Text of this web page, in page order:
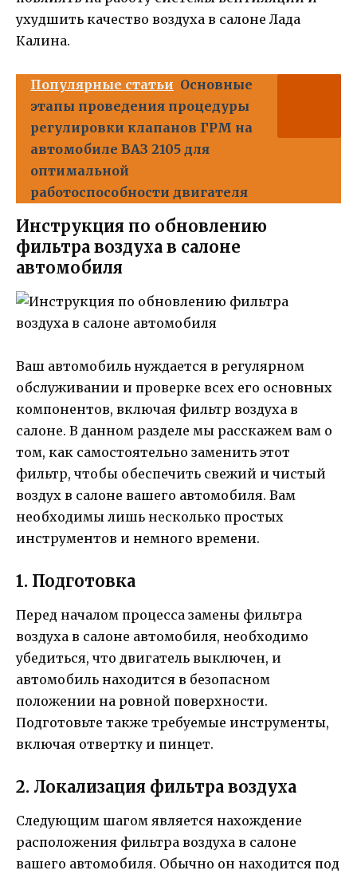
ухудшить качество воздуха в салоне Лада
Калина.
Популярные статьи Основные
этапы проведения процедуры
регулировки клапанов ГРМ на
автомобиле ВАЗ 2105 для
оптимальной
работоспособности двигателя
Инструкция по обновлению
фильтра воздуха в салоне
автомобиля
Ваш автомобиль нуждается в регулярном
обслуживании и проверке всех его основных
компонентов, включая фильтр воздуха в
салоне. В данном разделе мы расскажем вам о
том, как самостоятельно заменить этот
фильтр, чтобы обеспечить свежий и чистый
воздух в салоне вашего автомобиля. Вам
необходимы лишь несколько простых
инструментов и немного времени.
1. Подготовка
Перед началом процесса замены фильтра
воздуха в салоне автомобиля, необходимо
убедиться, что двигатель выключен, и
автомобиль находится в безопасном
положении на ровной поверхности.
Подготовьте также требуемые инструменты,
включая отвертку и пинцет.
2. Локализация фильтра воздуха
Следующим шагом является нахождение
расположения фильтра воздуха в салоне
вашего автомобиля. Обычно он находится под